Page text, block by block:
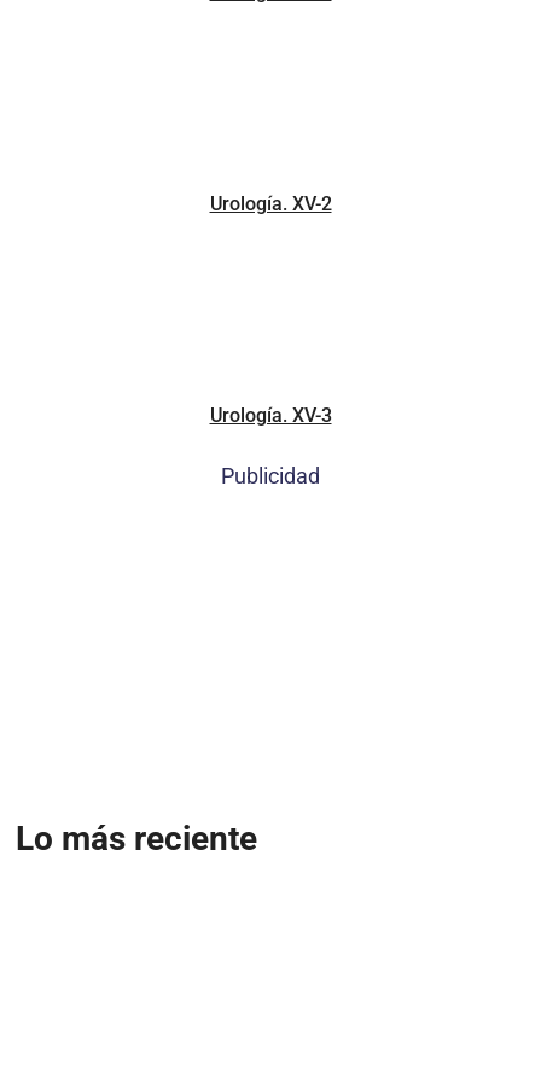
Urología. XV-2
Urología. XV-3
Publicidad
Lo más reciente